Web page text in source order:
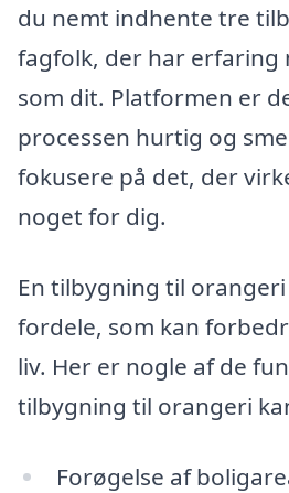
du nemt indhente tre
fagfolk, der har erfaring
som dit. Platformen er
processen hurtig og
fokusere på det, der
noget for dig.
En tilbygning til
fordele, som kan
liv. Her er nogle af de
tilbygning til orangeri
Forøgelse af